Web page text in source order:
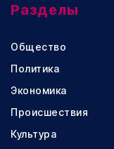
Разделы
Общество
Политика
Экономика
Происшествия
Культура